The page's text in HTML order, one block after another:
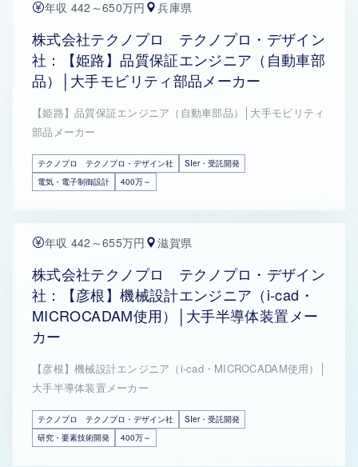
年収 442～650万円 兵庫県
株式会社テクノプロ テクノプロ・デザイン
社：【姫路】品質保証エンジニア（自動車部
品）│大手モビリティ部品メーカー
【姫路】品質保証エンジニア（自動車部品）│大手モビリティ
部品メーカー
テクノプロ テクノプロ・デザイン社
SIer・受託開発
電気・電子制御設計
400万～
年収 442～655万円 滋賀県
株式会社テクノプロ テクノプロ・デザイン
社：【彦根】機械設計エンジニア（i-cad・
MICROCADAM使用）│大手半導体装置メー
カー
【彦根】機械設計エンジニア（i-cad・MICROCADAM使用）│
大手半導体装置メーカー
テクノプロ テクノプロ・デザイン社
SIer・受託開発
研究・要素技術開発
400万～